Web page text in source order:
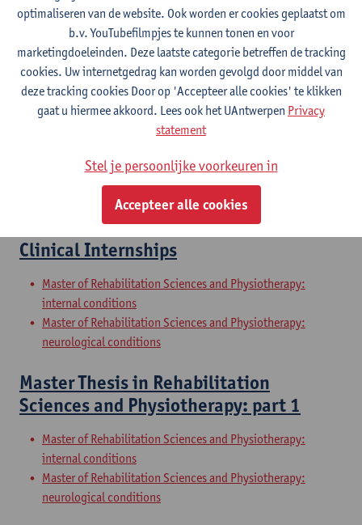
Praktijkbeheer en praktijkmanagement
Master in de revalidatiewetenschappen en de kinesitherapie
Master in de revalidatiewetenschappen en de kinesitherapie
Master in de revalidatiewetenschappen en de kinesitherapie
Master in de revalidatiewetenschappen en de kinesitherapie
internal conditions
Master of Rehabilitation Sciences and Physiotherapy:
neurological conditions
Clinical Internships
Master of Rehabilitation Sciences and Physiotherapy:
internal conditions
Master of Rehabilitation Sciences and Physiotherapy:
neurological conditions
Master Thesis in Rehabilitation
Sciences and Physiotherapy: part 1
Master of Rehabilitation Sciences and Physiotherapy:
internal conditions
Master of Rehabilitation Sciences and Physiotherapy:
neurological conditions
optimaliseren van de website. Ook worden er cookies geplaatst om
b.v. YouTubefilmpjes te kunnen tonen en voor
marketingdoeleinden. Deze laatste categorie betreffen de tracking
cookies. Uw internetgedrag kan worden gevolgd door middel van
deze tracking cookies Door op 'Accepteer alle cookies' te klikken
gaat u hiermee akkoord. Lees ook het UAntwerpen Privacy
statement
Stel je persoonlijke voorkeuren in
Accepteer alle cookies